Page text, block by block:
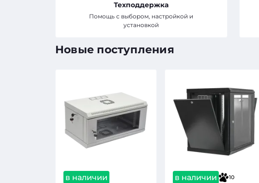
Техподдержка
Помощь с выбором, настройкой и
установкой
Новые поступления
в наличии в наличии 10